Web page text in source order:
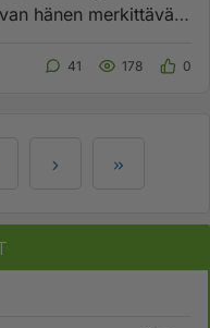
hänen merkittävä
41 178 0